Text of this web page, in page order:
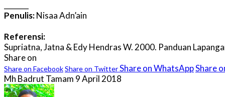
Penulis:Nisaa Adn’ain
Referensi:
Supriatna, Jatna & Edy Hendras W. 2000. Panduan
Share on
Share on FacebookShare on TwitterShare on WhatsAppShare
Mh Badrut Tamam 9 April 2018